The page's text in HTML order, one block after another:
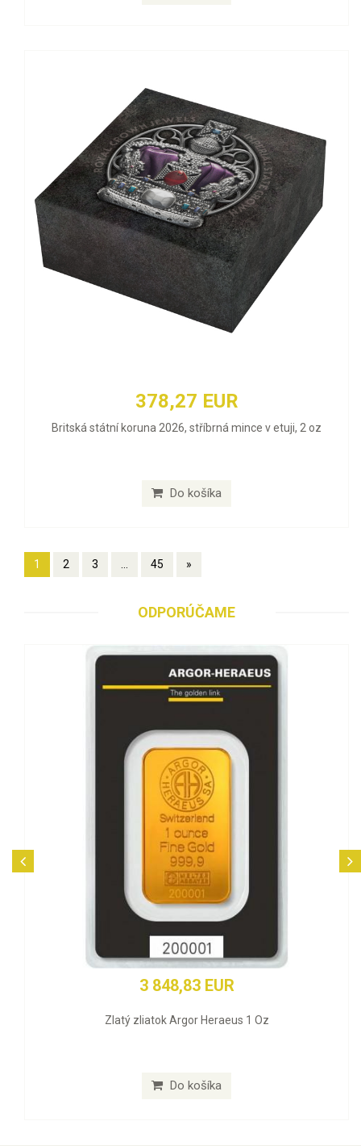
378,27 EUR
Britská státní koruna 2026, stříbrná mince v etuji, 2 oz
Do košíka
1 2 3 ... 45 »
ODPORÚČAME
3 848,83 EUR
Zlatý zliatok Argor Heraeus 1 Oz
Do košíka